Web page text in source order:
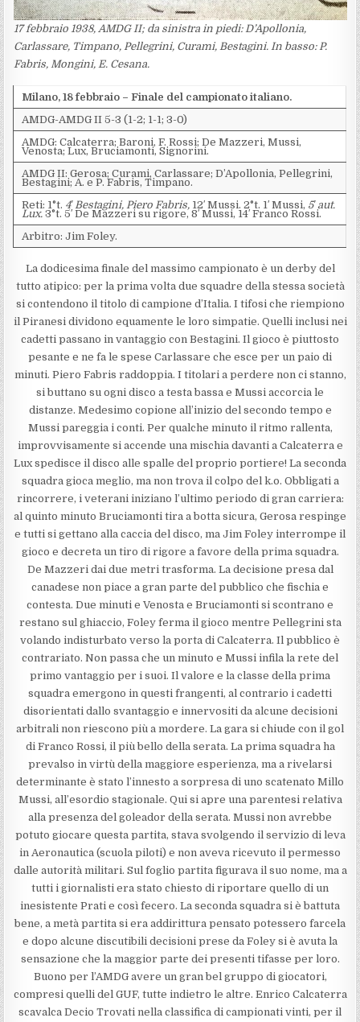
17 febbraio 1938, AMDG II; da sinistra in piedi: D’Apollonia,
Carlassare, Timpano, Pellegrini, Curami, Bestagini. In basso: P.
Fabris, Mongini, E. Cesana.
Milano, 18 febbraio – Finale del campionato italiano.
AMDG-AMDG II 5-3 (1-2; 1-1; 3-0)
AMDG: Calcaterra; Baroni, F. Rossi; De Mazzeri, Mussi,
Venosta; Lux, Bruciamonti, Signorini.
AMDG II: Gerosa; Curami, Carlassare; D’Apollonia, Pellegrini,
Bestagini; A. e P. Fabris, Timpano.
Reti: 1°t. 4′ Bestagini, Piero Fabris, 12′ Mussi. 2°t. 1′ Mussi, 5′ aut.
Lux. 3°t. 5′ De Mazzeri su rigore, 8′ Mussi, 14′ Franco Rossi.
Arbitro: Jim Foley.
La dodicesima finale del massimo campionato è un derby del
tutto atipico: per la prima volta due squadre della stessa società
si contendono il titolo di campione d’Italia. I tifosi che riempiono
il Piranesi dividono equamente le loro simpatie. Quelli inclusi nei
cadetti passano in vantaggio con Bestagini. Il gioco è piuttosto
pesante e ne fa le spese Carlassare che esce per un paio di
minuti. Piero Fabris raddoppia. I titolari a perdere non ci stanno,
si buttano su ogni disco a testa bassa e Mussi accorcia le
distanze. Medesimo copione all’inizio del secondo tempo e
Mussi pareggia i conti. Per qualche minuto il ritmo rallenta,
improvvisamente si accende una mischia davanti a Calcaterra e
Lux spedisce il disco alle spalle del proprio portiere! La seconda
squadra gioca meglio, ma non trova il colpo del k.o. Obbligati a
rincorrere, i veterani iniziano l’ultimo periodo di gran carriera:
al quinto minuto Bruciamonti tira a botta sicura, Gerosa respinge
e tutti si gettano alla caccia del disco, ma Jim Foley interrompe il
gioco e decreta un tiro di rigore a favore della prima squadra.
De Mazzeri dai due metri trasforma. La decisione presa dal
canadese non piace a gran parte del pubblico che fischia e
contesta. Due minuti e Venosta e Bruciamonti si scontrano e
restano sul ghiaccio, Foley ferma il gioco mentre Pellegrini sta
volando indisturbato verso la porta di Calcaterra. Il pubblico è
contrariato. Non passa che un minuto e Mussi infila la rete del
primo vantaggio per i suoi. Il valore e la classe della prima
squadra emergono in questi frangenti, al contrario i cadetti
disorientati dallo svantaggio e innervositi da alcune decisioni
arbitrali non riescono più a mordere. La gara si chiude con il gol
di Franco Rossi, il più bello della serata. La prima squadra ha
prevalso in virtù della maggiore esperienza, ma a rivelarsi
determinante è stato l’innesto a sorpresa di uno scatenato Millo
Mussi, all’esordio stagionale. Qui si apre una parentesi relativa
alla presenza del goleador della serata. Mussi non avrebbe
potuto giocare questa partita, stava svolgendo il servizio di leva
in Aeronautica (scuola piloti) e non aveva ricevuto il permesso
dalle autorità militari. Sul foglio partita figurava il suo nome, ma a
tutti i giornalisti era stato chiesto di riportare quello di un
inesistente Prati e così fecero. La seconda squadra si è battuta
bene, a metà partita si era addirittura pensato potessero farcela
e dopo alcune discutibili decisioni prese da Foley si è avuta la
sensazione che la maggior parte dei presenti tifasse per loro.
Buono per l’AMDG avere un gran bel gruppo di giocatori,
compresi quelli del GUF, tutte indietro le altre. Enrico Calcaterra
scavalca Decio Trovati nella classifica di campionati vinti, per il